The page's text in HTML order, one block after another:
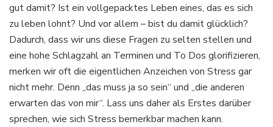
gut damit? Ist ein vollgepacktes Leben eines, das es sich
zu leben lohnt? Und vor allem – bist du damit glücklich?
Dadurch, dass wir uns diese Fragen zu selten stellen und
eine hohe Schlagzahl an Terminen und To Dos glorifizieren,
merken wir oft die eigentlichen Anzeichen von Stress gar
nicht mehr. Denn „das muss ja so sein“ und „die anderen
erwarten das von mir“. Lass uns daher als Erstes darüber
sprechen, wie sich Stress bemerkbar machen kann.